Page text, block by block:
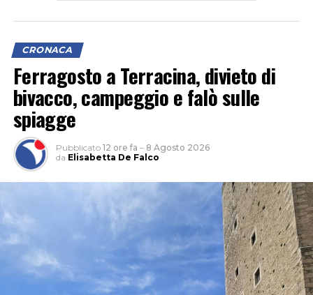
L’ipotesi è quella di un veicolo finito contro le tre auto,
il cui conducente non si sarebbe fermato dopo l’impatto
per verificare i danni né per lasciare i propri dati,
facendo perdere le proprie tracce.
CRONACA
Ferragosto a Terracina, divieto di
bivacco, campeggio e falò sulle
spiagge
Pubblicato 12 ore fa – 8 Agosto 2026
da Elisabetta De Falco